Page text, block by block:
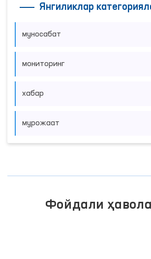
Янгиликлар
муносабат
мониторинг
хабар
мурожаат
Фойдали